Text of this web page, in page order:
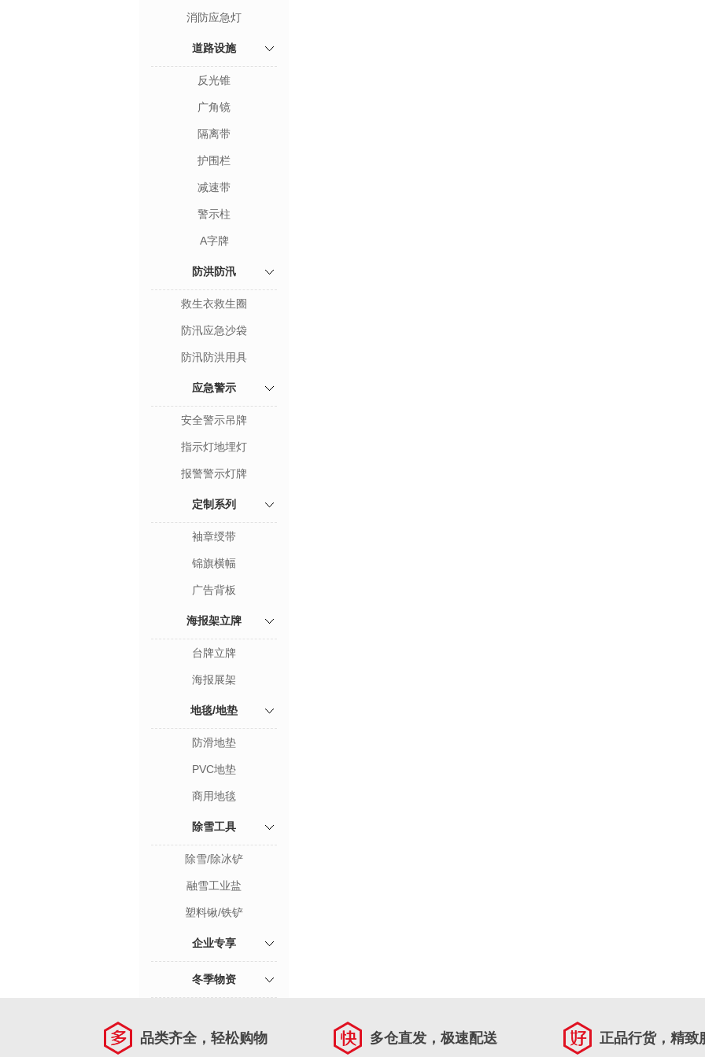
消防应急灯
道路设施
反光锥
广角镜
隔离带
护围栏
减速带
警示柱
A字牌
防洪防汛
救生衣救生圈
防汛应急沙袋
防汛防洪用具
应急警示
安全警示吊牌
指示灯地埋灯
报警警示灯牌
定制系列
袖章绶带
锦旗横幅
广告背板
海报架立牌
台牌立牌
海报展架
地毯/地垫
防滑地垫
PVC地垫
商用地毯
除雪工具
除雪/除冰铲
融雪工业盐
塑料锹/铁铲
企业专享
冬季物资
品类齐全，轻松购物 多仓直发，极速配送 正品行货，精致